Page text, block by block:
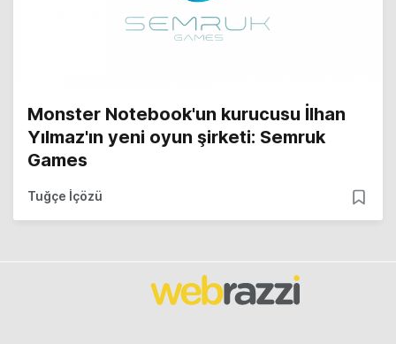
Monster Notebook'un kurucusu İlhan
Yılmaz'ın yeni oyun şirketi: Semruk
Games
Tuğçe İçözü